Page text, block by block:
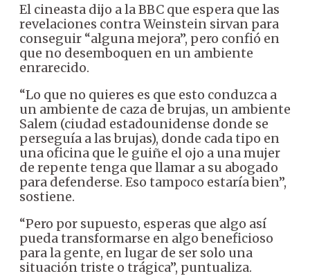
El cineasta dijo a la BBC que espera que las
revelaciones contra Weinstein sirvan para
conseguir “alguna mejora”, pero confió en
que no desemboquen en un ambiente
enrarecido.
“Lo que no quieres es que esto conduzca a
un ambiente de caza de brujas, un ambiente
Salem (ciudad estadounidense donde se
perseguía a las brujas), donde cada tipo en
una oficina que le guiñe el ojo a una mujer
de repente tenga que llamar a su abogado
para defenderse. Eso tampoco estaría bien”,
sostiene.
“Pero por supuesto, esperas que algo así
pueda transformarse en algo beneficioso
para la gente, en lugar de ser solo una
situación triste o trágica”, puntualiza.